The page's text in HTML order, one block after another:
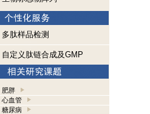
多肽样品检测
自定义肽链合成及GMP
肥胖
心血管
糖尿病